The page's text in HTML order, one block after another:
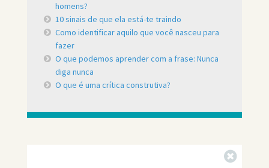
homens?
10 sinais de que ela está-te traindo
Como identificar aquilo que você nasceu para
fazer
O que podemos aprender com a frase: Nunca
diga nunca
O que é uma crítica construtiva?